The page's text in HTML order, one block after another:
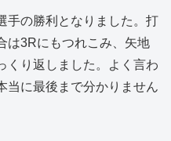
の勝利となりました。打
は3Rにもつれこみ、矢地
くり返しました。よく言わ
当に最後まで分かりません